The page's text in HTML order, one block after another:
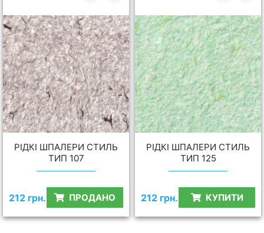
РІДКІ ШПАЛЕРИ СТИЛЬ
ТИП 107
212 грн. ПРОДАНО
РІДКІ ШПАЛЕРИ СТИЛЬ
ТИП 125
212 грн. КУПИТИ